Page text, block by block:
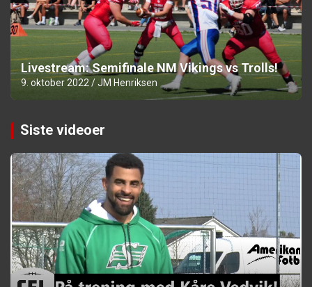
Livestream: Semifinale NM Vikings vs Trolls!
9. oktober 2022 JM Henriksen
Siste videoer